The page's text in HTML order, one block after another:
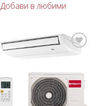
Добави в любими
Добави